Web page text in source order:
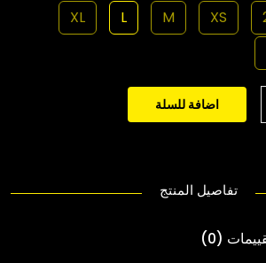
XS
M
L
XL
اضافة للسلة
تفاصيل المنتج
(0)